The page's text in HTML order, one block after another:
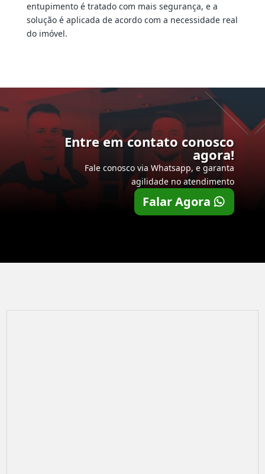
entupimento é tratado com mais segurança, e a
solução é aplicada de acordo com a necessidade real
do imóvel.
Entre em contato conosco
agora!
Fale conosco via Whatsapp, e garanta
agilidade no atendimento
Falar Agora